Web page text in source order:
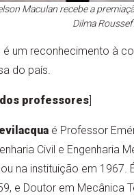
Maculan recebe a
Dilma
é um reconhecimento à
do país.
professores]
é Professor
Civil e Engenharia
na instituição em 1967.
e Doutor em Mecânica